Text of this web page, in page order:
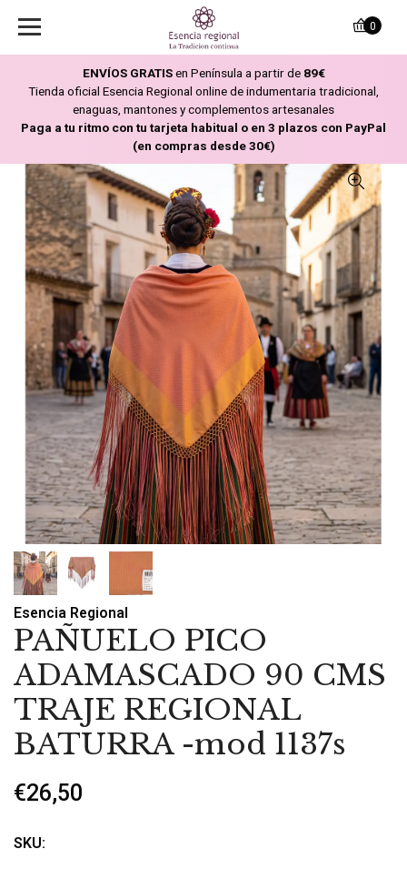
ENVÍOS GRATISen Península a partir de 89€
Tienda oficial Esencia Regional online de indumentaria tradicional,
enaguas, mantones y complementos artesanales
Paga a tu ritmo con tu tarjeta habitual o en 3 plazos con PayPal
(en compras desde 30€)
0
Esencia Regional
PAÑUELO PICO
ADAMASCADO 90 CMS
TRAJE REGIONAL
BATURRA -mod 1137s
€26,50
SKU: